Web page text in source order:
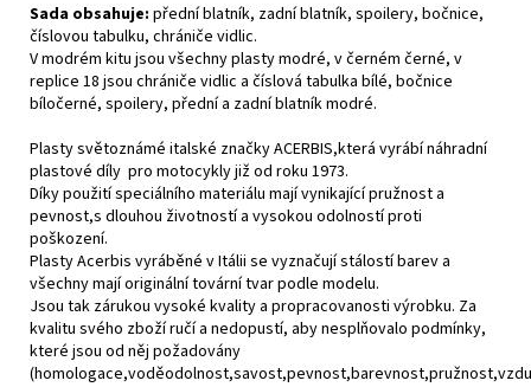
Sada obsahuje: přední blatník, zadní blatník, spoilery, bočnice,
číslovou tabulku, chrániče vidlic.
V modrém kitu jsou všechny plasty modré, v černém černé, v
replice 18 jsou chrániče vidlic a číslová tabulka bílé, bočnice
bíločerné, spoilery, přední a zadní blatník modré.
Plasty světoznámé italské značky ACERBIS,která vyrábí náhradní
plastové díly pro motocykly již od roku 1973.
Díky použití speciálního materiálu mají vynikající pružnost a
pevnost,s dlouhou životností a vysokou odolností proti
poškození.
Plasty Acerbis vyráběné v Itálii se vyznačují stálostí barev a
všechny mají originální tovární tvar podle modelu.
Jsou tak zárukou vysoké kvality a propracovanosti výrobku. Za
kvalitu svého zboží ručí a nedopustí, aby nesplňovalo podmínky,
které jsou od něj požadovány